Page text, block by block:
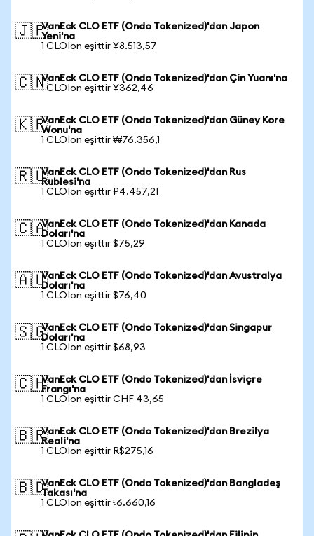
🇯🇵VanEck CLO ETF (Ondo Tokenized)'dan Japon
Yeni'na
1 CLOIon eşittir ¥8.513,57
🇨🇳VanEck CLO ETF (Ondo Tokenized)'dan Çin Yuanı'na
1 CLOIon eşittir ¥362,46
🇰🇷VanEck CLO ETF (Ondo Tokenized)'dan Güney Kore
Wonu'na
1 CLOIon eşittir ₩76.356,1
🇷🇺VanEck CLO ETF (Ondo Tokenized)'dan Rus
Rublesi'na
1 CLOIon eşittir ₽4.457,21
🇨🇦VanEck CLO ETF (Ondo Tokenized)'dan Kanada
Doları'na
1 CLOIon eşittir $75,29
🇦🇺VanEck CLO ETF (Ondo Tokenized)'dan Avustralya
Doları'na
1 CLOIon eşittir $76,40
🇸🇬VanEck CLO ETF (Ondo Tokenized)'dan Singapur
Doları'na
1 CLOIon eşittir $68,93
🇨🇭VanEck CLO ETF (Ondo Tokenized)'dan İsviçre
Frangı'na
1 CLOIon eşittir CHF 43,65
🇧🇷VanEck CLO ETF (Ondo Tokenized)'dan Brezilya
Reali'na
1 CLOIon eşittir R$275,16
🇧🇩VanEck CLO ETF (Ondo Tokenized)'dan Bangladeş
Takası'na
1 CLOIon eşittir ৳6.660,16